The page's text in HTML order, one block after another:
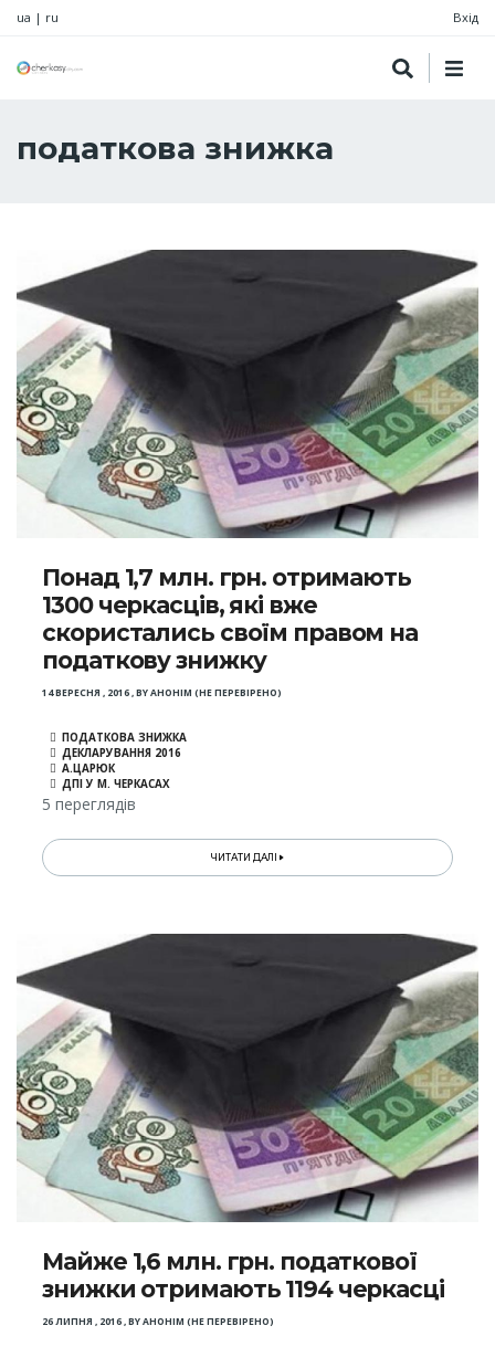
ua | ru Вхід
податкова знижка
Понад 1,7 млн. грн. отримають
1300 черкасців, які вже
скористались своїм правом на
податкову знижку
14 ВЕРЕСНЯ , 2016,BYАНОНІМ (НЕ ПЕРЕВІРЕНО)
ПОДАТКОВА ЗНИЖКА
ДЕКЛАРУВАННЯ 2016
А.ЦАРЮК
ДПІ У М. ЧЕРКАСАХ
5 переглядів
ЧИТАТИ ДАЛІ
Майже 1,6 млн. грн. податкової
знижки отримають 1194 черкасці
26 ЛИПНЯ , 2016,BYАНОНІМ (НЕ ПЕРЕВІРЕНО)